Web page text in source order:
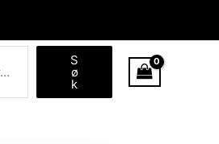
S
ø
k